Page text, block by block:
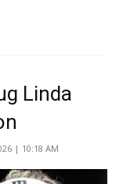
Linda
| 10:18 AM